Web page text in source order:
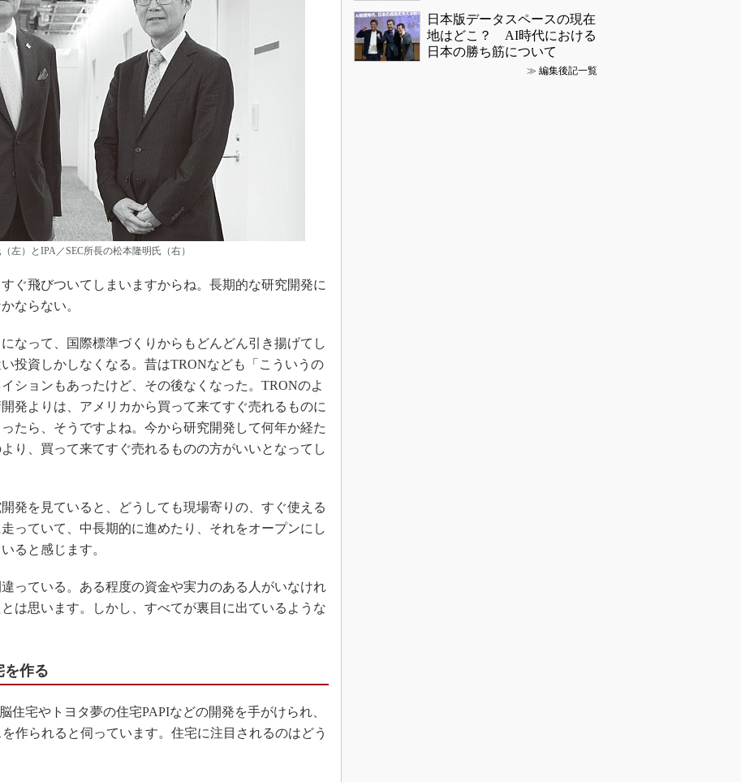
左）とIPA／SEC所長の松本隆明氏（右）
飛びついてしまいますからね。長期的な研究開発に
ならない。
って、国際標準づくりからもどんどん引き揚げてし
投資しかしなくなる。昔はTRONなども「こういうの
ションもあったけど、その後なくなった。TRONのよ
発よりは、アメリカから買って来てすぐ売れるものに
たら、そうですよね。今から研究開発して何年か経た
り、買って来てすぐ売れるものの方がいいとなってし
を見ていると、どうしても現場寄りの、すぐ使える
っていて、中長期的に進めたり、それをオープンにし
ると感じます。
ている。ある程度の資金や実力のある人がいなけれ
は思います。しかし、すべてが裏目に出ているような
を作る
宅やトヨタ夢の住宅PAPIなどの開発を手がけられ、
作られると伺っています。住宅に注目されるのはどう
日本版データスペースの現在
地はどこ？ AI時代における
日本の勝ち筋について
≫ 編集後記一覧